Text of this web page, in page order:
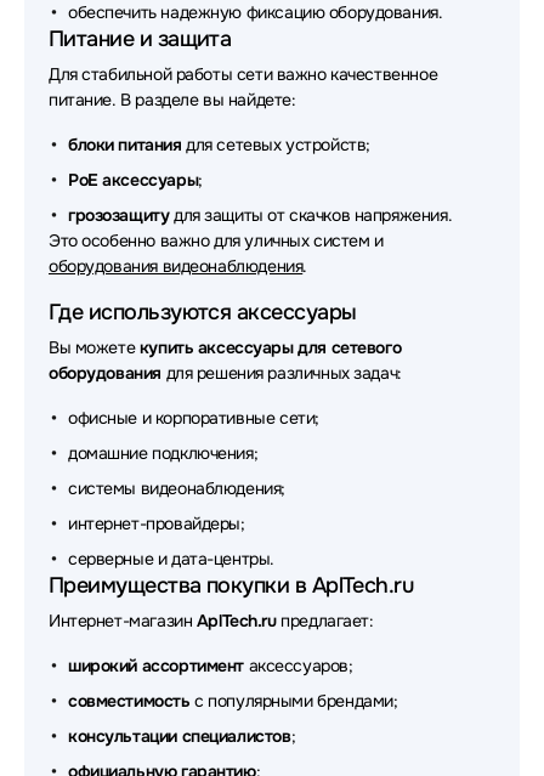
Аксессуары для сетевого оборудования Savant
Аксессуары для сетевого оборудования CUDY
Аксессуары для сетевого оборудования Qnap
Аксессуары для сетевого оборудования Lenovo
Аксессуары для сетевого оборудования Fujitsu
Аксессуары для сетевого оборудования Chenbro
Аксессуары для сетевого оборудования Fortinet
Аксессуары для сетевого оборудования Silverstone
Аксессуары для сетевого оборудования 3М
Аксессуары для сетевого оборудования MONSTER
Аксессуары для сетевого оборудования NingBo
Аксессуары для сетевого оборудования Broadcom
Аксессуары для сетевого оборудования Lonte
Аксессуары для сетевого оборудования Mean Well
обеспечить надежную фиксацию оборудования.
Питание и защита
Для стабильной работы сети важно качественное
питание. В разделе вы найдете:
блоки питания для сетевых устройств;
PoE аксессуары;
грозозащитудля защиты от скачков напряжения.
Это особенно важно для уличных систем и
оборудования видеонаблюдения.
Где используются аксессуары
Вы можетекупить аксессуары для сетевого
оборудования для решения различных задач:
офисные и корпоративные сети;
домашние подключения;
системы видеонаблюдения;
интернет-провайдеры;
серверные и дата-центры.
Преимущества покупки в AplTech.ru
Интернет-магазин AplTech.ruпредлагает:
широкий ассортимент аксессуаров;
совместимость с популярными брендами;
консультации специалистов;
официальную гарантию;